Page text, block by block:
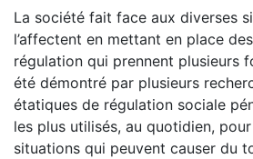
La société fait face aux diverses
l’affectent en mettant en place
régulation qui prennent plusieurs
été démontré par plusieurs
étatiques de régulation sociale
les plus utilisés, au quotidien,
situations qui peuvent causer du